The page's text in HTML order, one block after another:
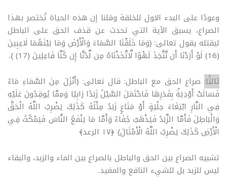
وعودًا على البدء الاول للخلقة وقلنا إن هذه الحياة تُختصر بهذا
الصراع، يسبق الآية التي تحدث عن قذف الحق على الباطل
ليقتله يقول تعالى: {وَمَا خَلَقْنَا السَّمَاءَ وَالْأَرْضَ وَمَا بَيْنَهُمَا لَاعِبِينَ
(16) لَوْ أَرَدْنَا أَن نَّتَّخِذَ لَهْوًا لَّاتَّخَذْنَاهُ مِن لَّدُنَّا إِن كُنَّا فَاعِلِينَ (17) }.
ثالثًا: صراع الحق مع الباطل: قال تعالى: {أَنْزَلَ مِنَ السَّمَاءِ مَاءً
فَسَالَتْ أَوْدِيَةٌ بِقَدَرِهَا فَاحْتَمَلَ السَّيْلُ زَبَدًا رَابِيًا وَمِمَّا يُوقِدُونَ عَلَيْهِ
فِي النَّارِ ابْتِغَاءَ حِلْيَةٍ أَوْ مَتَاعٍ زَبَدٌ مِثْلُهُ كَذَلِكَ يَضْرِبُ اللَّهُ الْحَقَّ
وَالْبَاطِلَ فَأَمَّا الزَّبَدُ فَيَذْهَبُ جُفَاءً وَأَمَّا مَا يَنْفَعُ النَّاسَ فَيَمْكُثُ فِي
الْأَرْضِ كَذَلِكَ يَضْرِبُ اللَّهُ الْأَمْثَالَ} ﴿١٧ الرعد﴾
تشبيه الصراع بين الحق والباطل بالصراع بين الماء والزبد، والبقاء
ليس للزبد بل للشيء النافع والمفيد.